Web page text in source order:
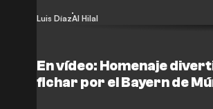
Luis DíazAl Hilal
En vídeo: Homenaje
fichar por el Bayern de